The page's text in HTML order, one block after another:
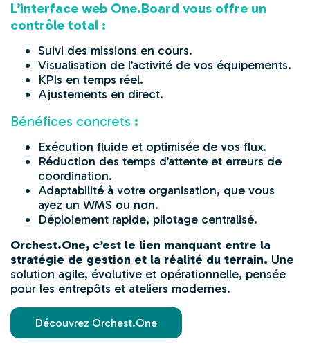
L’interface web One.Board vous offre un
contrôle total :
Suivi des missions en cours.
Visualisation de l’activité de vos équipements.
KPIs en temps réel.
Ajustements en direct.
Bénéfices concrets :
Exécution fluide et optimisée de vos flux.
Réduction des temps d’attente et erreurs de
coordination.
Adaptabilité à votre organisation, que vous
ayez un WMS ou non.
Déploiement rapide, pilotage centralisé.
Orchest.One, c’est le lien manquant entre la
stratégie de gestion et la réalité du terrain. Une
solution agile, évolutive et opérationnelle, pensée
pour les entrepôts et ateliers modernes.
Découvrez Orchest.One